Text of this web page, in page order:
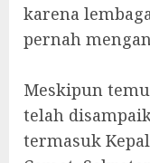
karena
pernah
‎Meskipun
telah
termasuk